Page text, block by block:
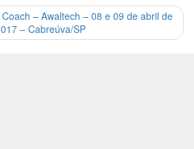
– Awaltech – 08 e 09 de abril de
– Cabreúva/SP